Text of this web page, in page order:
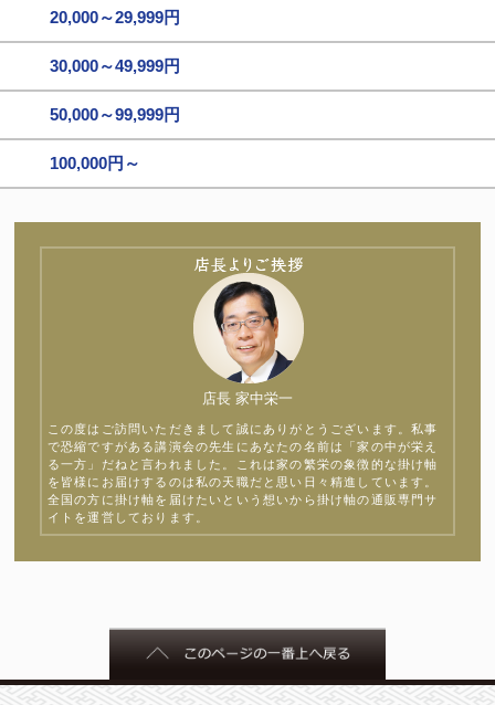
20,000～29,999円
30,000～49,999円
50,000～99,999円
100,000円～
店長 家中栄一
この度はご訪問いただきまして誠にありがとうございます。私事
で恐縮ですがある講演会の先生にあなたの名前は「家の中が栄え
る一方」だねと言われました。これは家の繁栄の象徴的な掛け軸
を皆様にお届けするのは私の天職だと思い日々精進しています。
全国の方に掛け軸を届けたいという想いから掛け軸の通販専門サ
イトを運営しております。